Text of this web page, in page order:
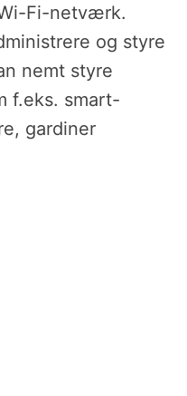
Fi-netværk.
og styre
nemt styre
f.eks. smart-
gardiner